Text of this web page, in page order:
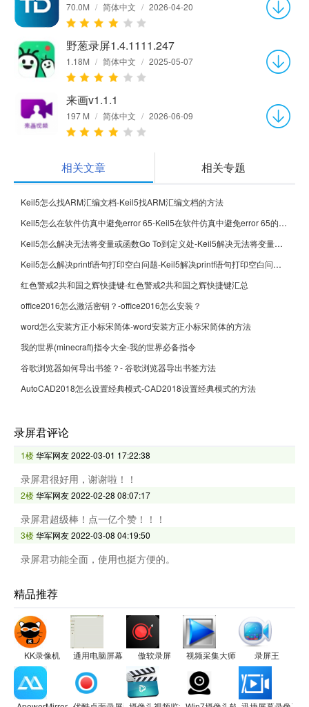
70.0M / 简体中文 / 2026-04-20
野葱录屏1.4.1111.247
1.18M / 简体中文 / 2025-05-07
来画v1.1.1
197 M / 简体中文 / 2026-06-09
相关文章 相关专题
Keil5怎么找ARM汇编文档-Keil5找ARM汇编文档的方法
Keil5怎么在软件仿真中避免error 65-Keil5在软件仿真中避免error 65的方法
Keil5怎么解决无法将变量或函数Go To到定义处-Keil5解决无法将变量或函数Go To到定义处的方法
Keil5怎么解决printf语句打印空白问题-Keil5解决printf语句打印空白问题的方法
红色警戒2共和国之辉快捷键-红色警戒2共和国之辉快捷键汇总
office2016怎么激活密钥？-office2016怎么安装？
word怎么安装方正小标宋简体-word安装方正小标宋简体的方法
我的世界(minecraft)指令大全-我的世界必备指令
谷歌浏览器如何导出书签？- 谷歌浏览器导出书签方法
AutoCAD2018怎么设置经典模式-CAD2018设置经典模式的方法
录屏君评论
1楼华军网友2022-03-01 17:22:38
录屏君很好用，谢谢啦！！
2楼华军网友2022-02-28 08:07:17
录屏君超级棒！点一亿个赞！！！
3楼华军网友2022-03-08 04:19:50
录屏君功能全面，使用也挺方便的。
精品推荐
KK录像机 通用电脑屏幕监控录像软件
傲软录屏 视频采集大师 录屏王